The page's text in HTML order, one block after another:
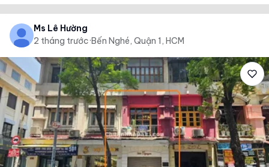
Ms Lê Hường
2 tháng trước·Bến Nghé, Quận 1, HCM